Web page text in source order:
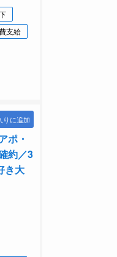
支給
りに追加
ポ・
約／3
き大